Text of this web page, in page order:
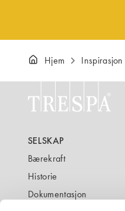
Hjem Inspirasjon
SELSKAP
Bærekraft
Historie
Dokumentasjon